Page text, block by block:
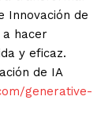
Innovación de
a hacer
y eficaz.
de IA
generative-